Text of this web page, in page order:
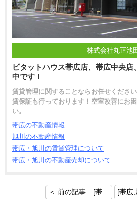
株式会社丸正池
ピタットハウス帯広店、帯広中央店
中です！
賃貸管理に関することならお任せくださ
賃保証も行っております！空室改善にお
い。
帯広の不動産情報
旭川の不動産情報
帯広・旭川の賃貸管理について
帯広・旭川の不動産売却について
＜ 前の記事 [帯広,旭川,不動産｜所有者不明土地問題について]